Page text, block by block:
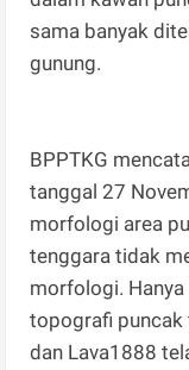
sama banyak
gunung.
BPPTKG
tanggal 27
morfologi area
tenggara tidak
morfologi.
topografi puncak
dan Lava1888